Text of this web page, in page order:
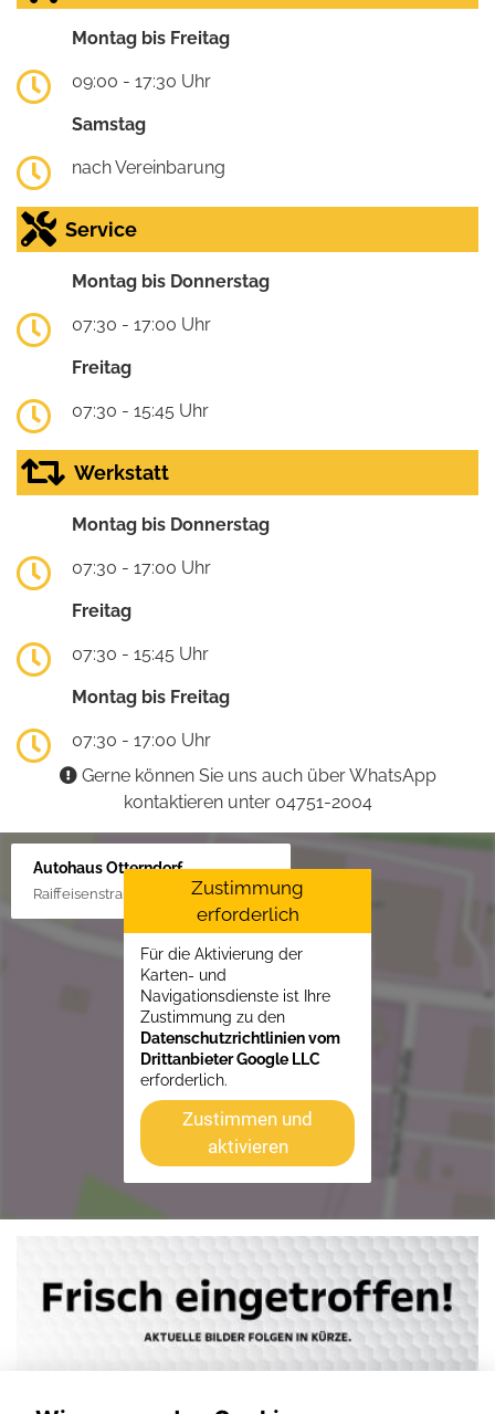
Montag bis Freitag
09:00 - 17:30 Uhr
Samstag
nach Vereinbarung
Service
Montag bis Donnerstag
07:30 - 17:00 Uhr
Freitag
07:30 - 15:45 Uhr
Werkstatt
Montag bis Donnerstag
07:30 - 17:00 Uhr
Freitag
07:30 - 15:45 Uhr
Montag bis Freitag
07:30 - 17:00 Uhr
Gerne können Sie uns auch über WhatsApp
kontaktieren unter 04751-2004
Autohaus Otterndorf
Raiffeisenstraße 1, 21762 Otterndorf
Zustimmung
erforderlich
Für die Aktivierung der
Karten- und
Navigationsdienste ist Ihre
Zustimmung zu den
Datenschutzrichtlinien vom
Drittanbieter Google LLC
erforderlich.
Zustimmen und
aktivieren